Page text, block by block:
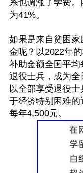
系也调涨了学费
为41%。
如果是来自贫困
金呢？以2022年
补助金额全国平
退役士兵，成为
以全部享受退役
于经济特别困难的